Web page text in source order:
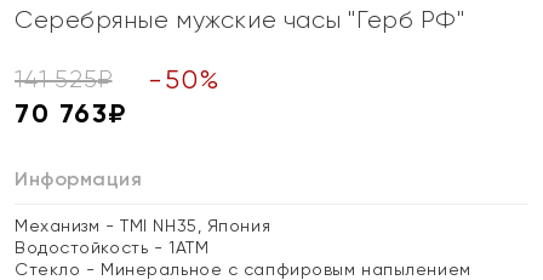
Серебряные мужские часы "Герб РФ"
141 525₽ - 50%
70 763₽
Информация
Механизм - TMI NH35, Япония
Водостойкость - 1АТМ
Стекло - Минеральное с сапфировым напылением